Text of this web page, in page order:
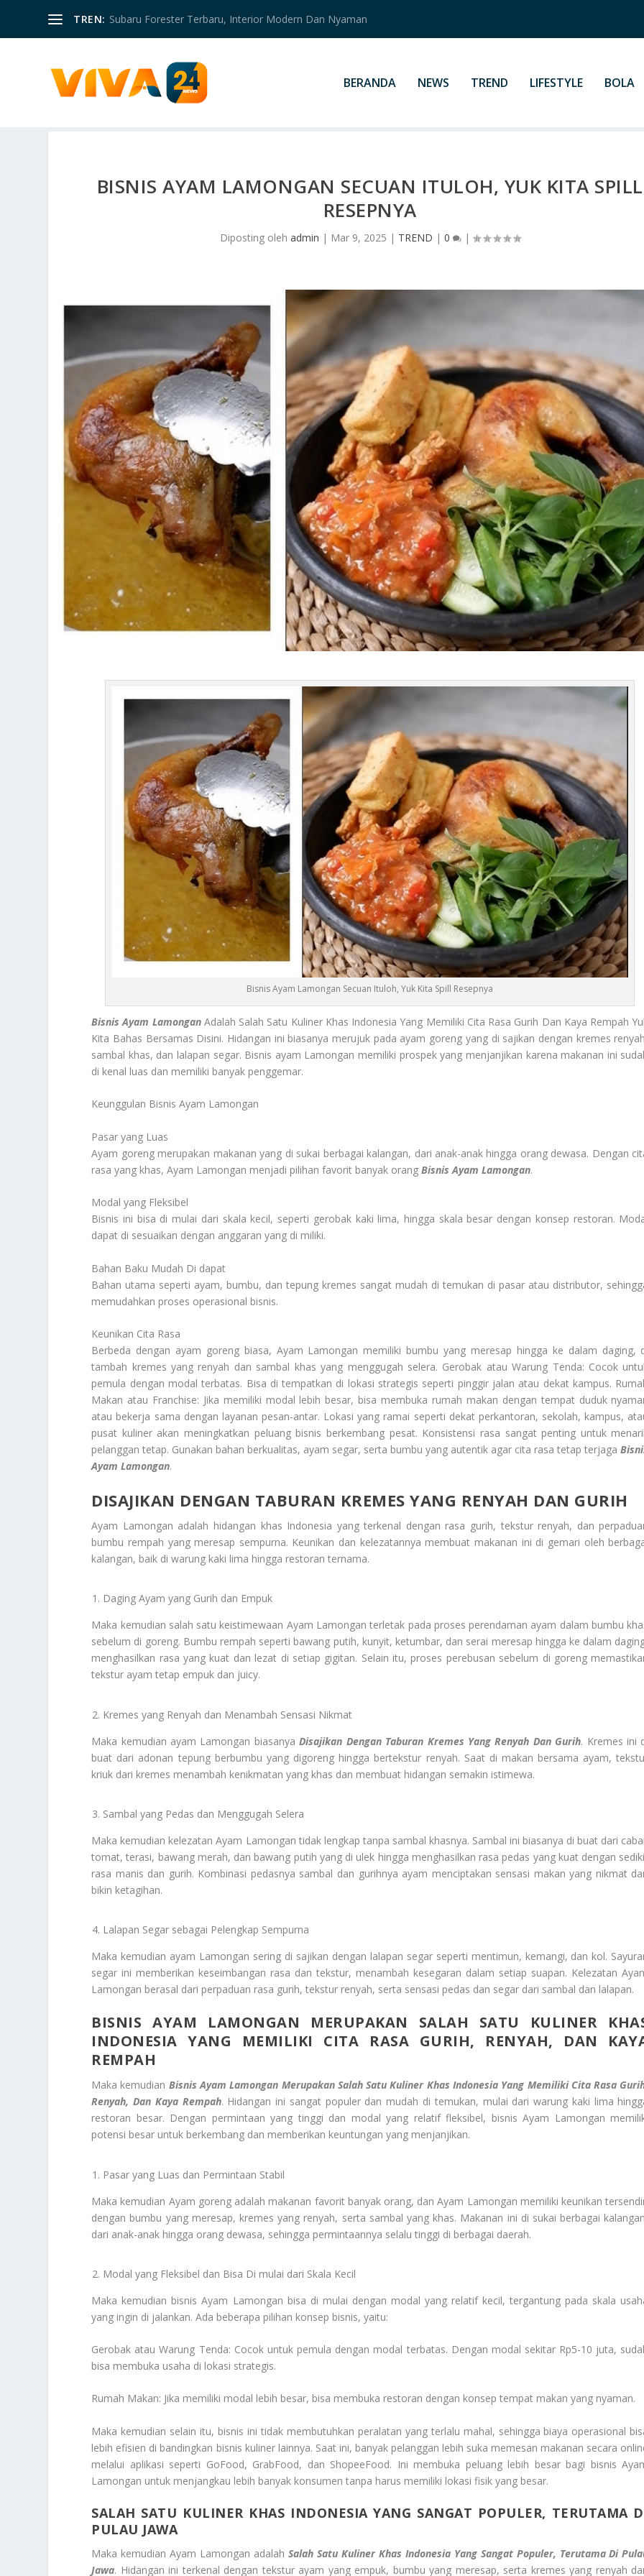
TREN: Subaru Forester Terbaru, Interior Modern Dan Nyaman
BERANDA NEWS TREND LIFESTYLE BOLA
BISNIS AYAM LAMONGAN SECUAN ITULOH, YUK KITA SPILL
RESEPNYA
Diposting oleh admin | Mar 9, 2025 | TREND | 0 |
Bisnis Ayam Lamongan Secuan Ituloh, Yuk Kita Spill Resepnya
Bisnis Ayam LamonganAdalah Salah Satu Kuliner Khas Indonesia Yang Memiliki Cita Rasa Gurih Dan Kaya Rempah
Kita Bahas Bersamas Disini. Hidangan ini biasanya merujuk pada ayam goreng yang di sajikan dengan kremes
sambal khas, dan lalapan segar. Bisnis ayam Lamongan memiliki prospek yang menjanjikan karena makanan ini
di kenal luas dan memiliki banyak penggemar.
Keunggulan Bisnis Ayam Lamongan
Pasar yang Luas
Ayam goreng merupakan makanan yang di sukai berbagai kalangan, dari anak-anak hingga orang dewasa. Dengan
rasa yang khas, Ayam Lamongan menjadi pilihan favorit banyak orang Bisnis Ayam Lamongan.
Modal yang Fleksibel
Bisnis ini bisa di mulai dari skala kecil, seperti gerobak kaki lima, hingga skala besar dengan konsep restoran.
dapat di sesuaikan dengan anggaran yang di miliki.
Bahan Baku Mudah Di dapat
Bahan utama seperti ayam, bumbu, dan tepung kremes sangat mudah di temukan di pasar atau distributor,
memudahkan proses operasional bisnis.
Keunikan Cita Rasa
Berbeda dengan ayam goreng biasa, Ayam Lamongan memiliki bumbu yang meresap hingga ke dalam daging,
tambah kremes yang renyah dan sambal khas yang menggugah selera. Gerobak atau Warung Tenda: Cocok
pemula dengan modal terbatas. Bisa di tempatkan di lokasi strategis seperti pinggir jalan atau dekat kampus.
Makan atau Franchise: Jika memiliki modal lebih besar, bisa membuka rumah makan dengan tempat duduk
atau bekerja sama dengan layanan pesan-antar. Lokasi yang ramai seperti dekat perkantoran, sekolah, kampus,
pusat kuliner akan meningkatkan peluang bisnis berkembang pesat. Konsistensi rasa sangat penting untuk
pelanggan tetap. Gunakan bahan berkualitas, ayam segar, serta bumbu yang autentik agar cita rasa tetap terjaga
Ayam Lamongan.
DISAJIKAN DENGAN TABURAN KREMES YANG RENYAH DAN GURIH
Ayam Lamongan adalah hidangan khas Indonesia yang terkenal dengan rasa gurih, tekstur renyah, dan
bumbu rempah yang meresap sempurna. Keunikan dan kelezatannya membuat makanan ini di gemari oleh
kalangan, baik di warung kaki lima hingga restoran ternama.
Daging Ayam yang Gurih dan Empuk
Maka kemudian salah satu keistimewaan Ayam Lamongan terletak pada proses perendaman ayam dalam bumbu
sebelum di goreng. Bumbu rempah seperti bawang putih, kunyit, ketumbar, dan serai meresap hingga ke dalam
menghasilkan rasa yang kuat dan lezat di setiap gigitan. Selain itu, proses perebusan sebelum di goreng
tekstur ayam tetap empuk dan juicy.
Kremes yang Renyah dan Menambah Sensasi Nikmat
Maka kemudian ayam Lamongan biasanyaDisajikan Dengan Taburan Kremes Yang Renyah Dan Gurih. Kremes ini
buat dari adonan tepung berbumbu yang digoreng hingga bertekstur renyah. Saat di makan bersama ayam,
kriuk dari kremes menambah kenikmatan yang khas dan membuat hidangan semakin istimewa.
Sambal yang Pedas dan Menggugah Selera
Maka kemudian kelezatan Ayam Lamongan tidak lengkap tanpa sambal khasnya. Sambal ini biasanya di buat dari
tomat, terasi, bawang merah, dan bawang putih yang di ulek hingga menghasilkan rasa pedas yang kuat dengan
rasa manis dan gurih. Kombinasi pedasnya sambal dan gurihnya ayam menciptakan sensasi makan yang nikmat
bikin ketagihan.
Lalapan Segar sebagai Pelengkap Sempurna
Maka kemudian ayam Lamongan sering di sajikan dengan lalapan segar seperti mentimun, kemangi, dan kol.
segar ini memberikan keseimbangan rasa dan tekstur, menambah kesegaran dalam setiap suapan. Kelezatan
Lamongan berasal dari perpaduan rasa gurih, tekstur renyah, serta sensasi pedas dan segar dari sambal dan lalapan.
BISNIS AYAM LAMONGAN MERUPAKAN SALAH SATU KULINER
INDONESIA YANG MEMILIKI CITA RASA GURIH, RENYAH, DAN
REMPAH
Maka kemudian Bisnis Ayam Lamongan Merupakan Salah Satu Kuliner Khas Indonesia Yang Memiliki Cita Rasa
Renyah, Dan Kaya Rempah. Hidangan ini sangat populer dan mudah di temukan, mulai dari warung kaki lima
restoran besar. Dengan permintaan yang tinggi dan modal yang relatif fleksibel, bisnis Ayam Lamongan
potensi besar untuk berkembang dan memberikan keuntungan yang menjanjikan.
Pasar yang Luas dan Permintaan Stabil
Maka kemudian Ayam goreng adalah makanan favorit banyak orang, dan Ayam Lamongan memiliki keunikan
dengan bumbu yang meresap, kremes yang renyah, serta sambal yang khas. Makanan ini di sukai berbagai
dari anak-anak hingga orang dewasa, sehingga permintaannya selalu tinggi di berbagai daerah.
Modal yang Fleksibel dan Bisa Di mulai dari Skala Kecil
Maka kemudian bisnis Ayam Lamongan bisa di mulai dengan modal yang relatif kecil, tergantung pada skala
yang ingin di jalankan. Ada beberapa pilihan konsep bisnis, yaitu:
Gerobak atau Warung Tenda: Cocok untuk pemula dengan modal terbatas. Dengan modal sekitar Rp5-10 juta,
bisa membuka usaha di lokasi strategis.
Rumah Makan: Jika memiliki modal lebih besar, bisa membuka restoran dengan konsep tempat makan yang nyaman.
Maka kemudian selain itu, bisnis ini tidak membutuhkan peralatan yang terlalu mahal, sehingga biaya operasional
lebih efisien di bandingkan bisnis kuliner lainnya. Saat ini, banyak pelanggan lebih suka memesan makanan secara
melalui aplikasi seperti GoFood, GrabFood, dan ShopeeFood. Ini membuka peluang lebih besar bagi bisnis
Lamongan untuk menjangkau lebih banyak konsumen tanpa harus memiliki lokasi fisik yang besar.
SALAH SATU KULINER KHAS INDONESIA YANG SANGAT POPULER, TERUTAMA
PULAU JAWA
Maka kemudian Ayam Lamongan adalah Salah Satu Kuliner Khas Indonesia Yang Sangat Populer, Terutama Di
Jawa. Hidangan ini terkenal dengan tekstur ayam yang empuk, bumbu yang meresap, serta kremes yang renyah